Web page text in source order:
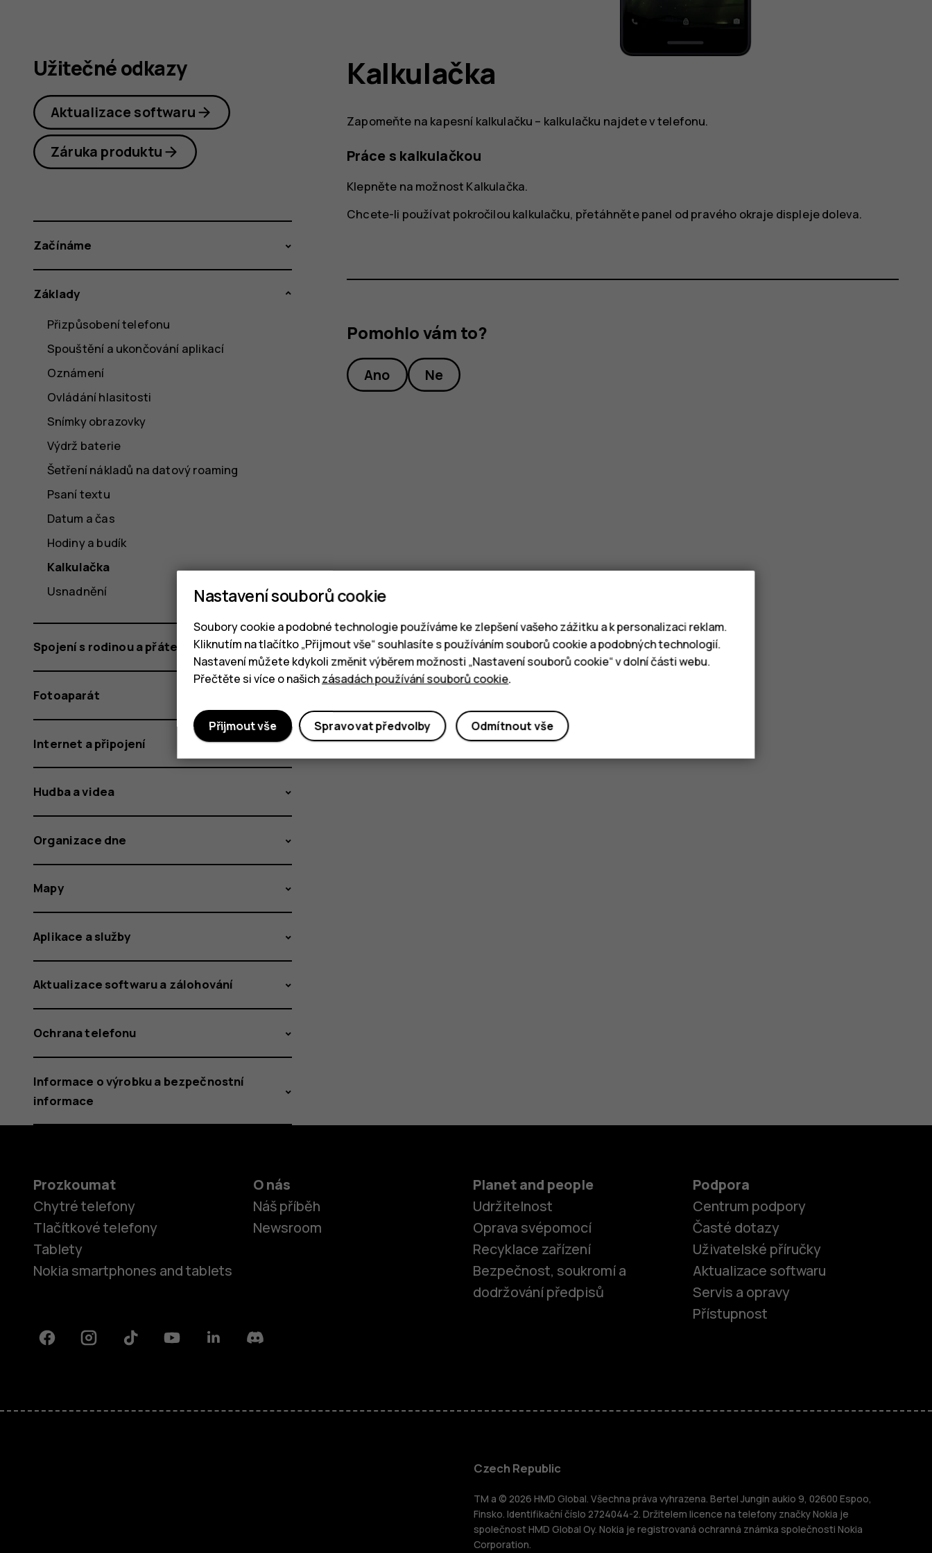
Chytré telefony
Tlačítkové telefony
Kalkulačka
Zapomeňte na kapesní kalkulačku – kalkulačku najdete v telefonu.
Práce s kalkulačkou
Klepněte na možnost Kalkulačka.
Chcete-li používat pokročilou kalkulačku, přetáhněte panel od pravého okraje displeje doleva.
Pomohlo vám to?
Ano Ne
Užitečné odkazy
Aktualizace softwaru
Záruka produktu
Začínáme
Základy
Přizpůsobení telefonu
Spouštění a ukončování aplikací
Oznámení
Ovládání hlasitosti
Snímky obrazovky
Výdrž baterie
Šetření nákladů na datový roaming
Psaní textu
Datum a čas
Hodiny a budík
Kalkulačka
Usnadnění
Spojení s rodinou a přáteli
Fotoaparát
Internet a připojení
Hudba a videa
Organizace dne
Mapy
Aplikace a služby
Aktualizace softwaru a zálohování
Ochrana telefonu
Informace o výrobku a bezpečnostní
informace
Prozkoumat
Chytré telefony
Tlačítkové telefony
Tablety
Nokia smartphones and tablets
O nás
Náš příběh
Newsroom
Planet and people
Udržitelnost
Oprava svépomocí
Recyklace zařízení
Bezpečnost, soukromí a
dodržování předpisů
Podpora
Centrum podpory
Časté dotazy
Uživatelské příručky
Aktualizace softwaru
Servis a opravy
Přístupnost
FacebookInstagramTiktok YoutubeLinkedinDiscord
Czech Republic
TM a © 2026 HMD Global. Všechna práva vyhrazena. Bertel Jungin aukio 9, 02600 Espoo,
Finsko. Identifikační číslo 2724044-2. Držitelem licence na telefony značky Nokia je
společnost HMD Global Oy. Nokia je registrovaná ochranná známka společnosti Nokia
Corporation.
Nastavení souborů cookie
Soubory cookie a podobné technologie používáme ke zlepšení vašeho zážitku a k personalizaci reklam.
Kliknutím na tlačítko „Přijmout vše“ souhlasíte s používáním souborů cookie a podobných technologií.
Nastavení můžete kdykoli změnit výběrem možnosti „Nastavení souborů cookie“ v dolní části webu.
Přečtěte si více o našichzásadách používání souborů cookie.
Odmítnout vše
Spravovat předvolby
Přijmout vše